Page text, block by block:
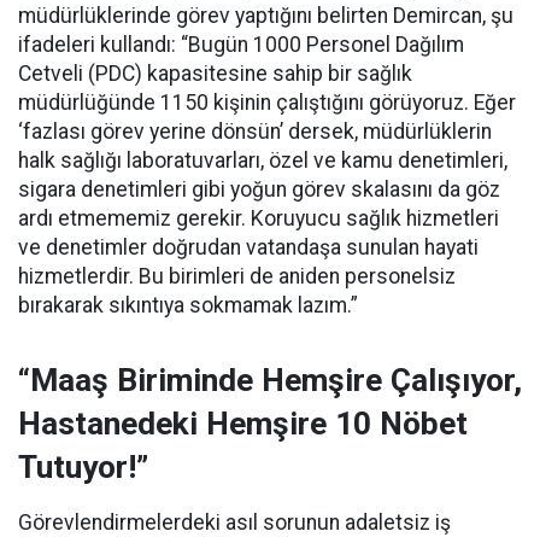
müdürlüklerinde görev yaptığını belirten Demircan, şu
ifadeleri kullandı: “Bugün 1000 Personel Dağılım
Cetveli (PDC) kapasitesine sahip bir sağlık
müdürlüğünde 1150 kişinin çalıştığını görüyoruz. Eğer
‘fazlası görev yerine dönsün’ dersek, müdürlüklerin
halk sağlığı laboratuvarları, özel ve kamu denetimleri,
sigara denetimleri gibi yoğun görev skalasını da göz
ardı etmememiz gerekir. Koruyucu sağlık hizmetleri
ve denetimler doğrudan vatandaşa sunulan hayati
hizmetlerdir. Bu birimleri de aniden personelsiz
bırakarak sıkıntıya sokmamak lazım.”
“Maaş Biriminde Hemşire Çalışıyor,
Hastanedeki Hemşire 10 Nöbet
Tutuyor!”
Görevlendirmelerdeki asıl sorunun adaletsiz iş